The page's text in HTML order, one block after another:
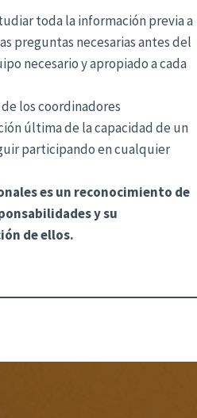
toda la información previa a
preguntas necesarias antes del
necesario y apropiado a cada
los coordinadores
última de la capacidad de un
participando en cualquier
es un reconocimiento de
y su
de ellos.